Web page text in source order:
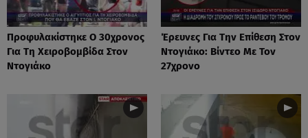
Προφυλακίστηκε Ο 30χρονος
Για Τη Χειροβομβίδα Στον
Ντογιάκο
Έρευνες Για Την Επίθεση Στον
Ντογιάκο: Βίντεο Με Τον
27χρονο